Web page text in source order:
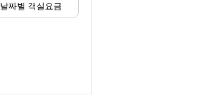
날짜별 객실요금